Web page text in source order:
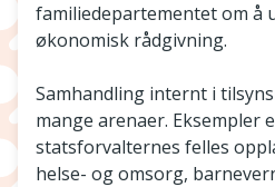
familiedepartementet om å
økonomisk rådgivning.
Samhandling internt i
mange arenaer. Eksempler
statsforvalternes felles
helse- og omsorg,